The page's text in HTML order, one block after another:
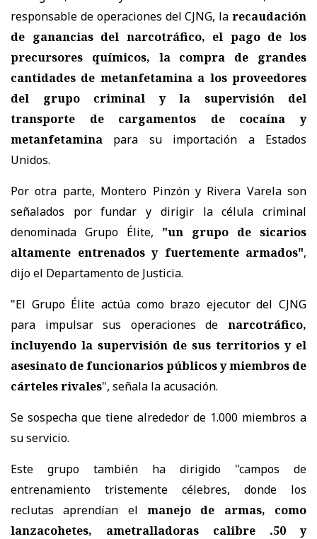
responsable de operaciones del CJNG, la recaudación
de ganancias del narcotráfico, el pago de los
precursores químicos, la compra de grandes
cantidades de metanfetamina a los proveedores
del grupo criminal y la supervisión del
transporte de cargamentos de cocaína y
metanfetamina para su importación a Estados
Unidos.
Por otra parte, Montero Pinzón y Rivera Varela son
señalados por fundar y dirigir la célula criminal
denominada Grupo Élite, "un grupo de sicarios
altamente entrenados y fuertemente armados",
dijo el Departamento de Justicia.
"El Grupo Élite actúa como brazo ejecutor del CJNG
para impulsar sus operaciones de narcotráfico,
incluyendo la supervisión de sus territorios y el
asesinato de funcionarios públicos y miembros de
cárteles rivales", señala la acusación.
Se sospecha que tiene alrededor de 1.000 miembros a
su servicio.
Este grupo también ha dirigido "campos de
entrenamiento tristemente célebres, donde los
reclutas aprendían el manejo de armas, como
lanzacohetes, ametralladoras calibre .50 y